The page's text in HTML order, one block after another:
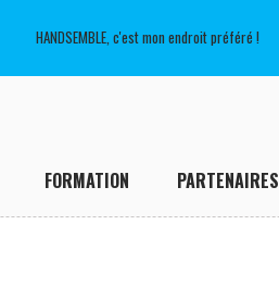
HANDSEMBLE, c'est mon endroit préféré !
FORMATION PARTENAIRES